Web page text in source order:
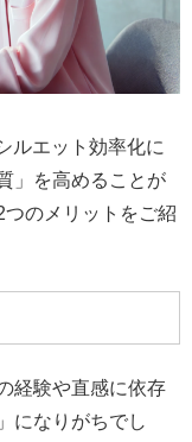
ルエット効率化に
」を高めることが
のメリットをご紹
経験や直感に依存
になりがちでし